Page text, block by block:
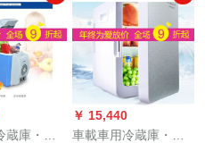
庫・冷
￥ 15,440
車載車用冷蔵庫・ア